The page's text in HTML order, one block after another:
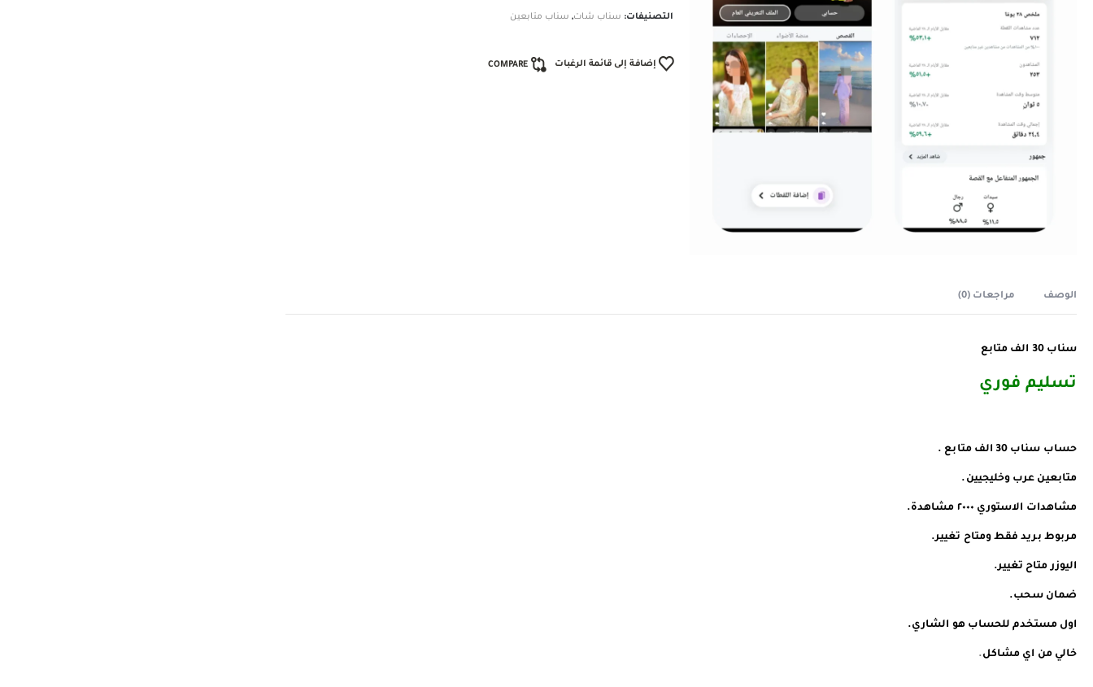
التصنيفات: سناب شات, سناب متابعين
إضافة إلى قائمة الرغبات COMPARE
الوصف مراجعات (0)
سناب 30 الف متابع
تسليم فوري ️
حساب سناب 30 الف متابع .
️️متابعين عرب وخليجيين.
مشاهدات الاستوري ٢٠٠٠ مشاهدة.
مربوط بريد فقط ومتاح تغيير.
اليوزر متاح تغيير.
ضمان سحب.
اول مستخدم للحساب هو الشاري.
خالي من اي مشاكل.